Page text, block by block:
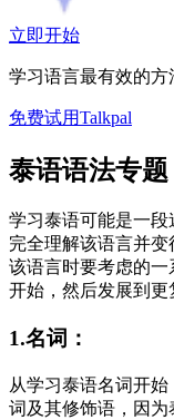
立即开始
学习语言最有效的方
免费试用Talkpal
泰语语法专题
学习泰语可能是一
完全理解该语言并
该语言时要考虑的
开始，然后发展到更
1.名词：
从学习泰语名词开
词及其修饰语，因